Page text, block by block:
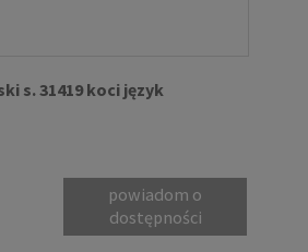
s. 31419 koci język
powiadom o
dostępności